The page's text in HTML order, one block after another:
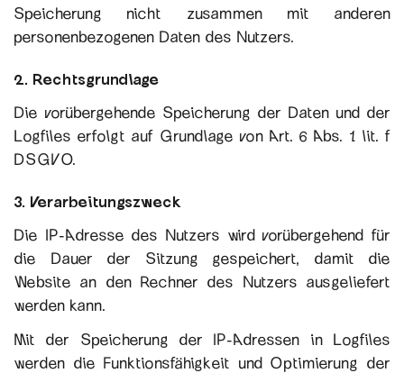
Speicherung nicht zusammen mit anderen
personenbezogenen Daten des Nutzers.
2. Rechtsgrundlage
Die vorübergehende Speicherung der Daten und der
Logfiles erfolgt auf Grundlage von Art. 6 Abs. 1 lit. f
DSGVO.
3. Verarbeitungszweck
Die IP-Adresse des Nutzers wird vorübergehend für
die Dauer der Sitzung gespeichert, damit die
Website an den Rechner des Nutzers ausgeliefert
werden kann.
Mit der Speicherung der IP-Adressen in Logfiles
werden die Funktionsfähigkeit und Optimierung der